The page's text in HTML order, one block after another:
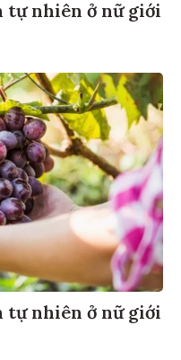
tự nhiên ở nữ giới
tự nhiên ở nữ giới